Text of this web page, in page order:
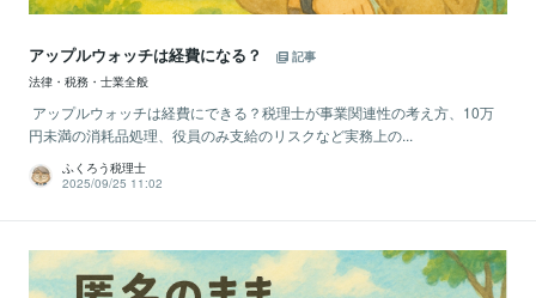
アップルウォッチは経費になる？
記事
法律・税務・士業全般
アップルウォッチは経費にできる？税理士が事業関連性の考え方、10万
円未満の消耗品処理、役員のみ支給のリスクなど実務上の...
ふくろう税理士
2025/09/25 11:02